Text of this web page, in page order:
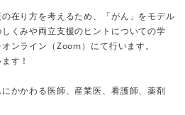
在り方を考えるため、「がん」をモデル
くみや両立支援のヒントについての学
ンライン（Zoom）にて行います。
す！
かかわる医師、産業医、看護師、薬剤